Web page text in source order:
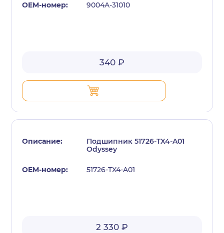
9004A-31010
340 ₽
Подшипник 51726-TX4-A01
Odyssey
51726-TX4-A01
2 330 ₽